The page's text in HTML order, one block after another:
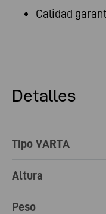
Calidad
Detalles
Tipo VARTA
Altura
Peso